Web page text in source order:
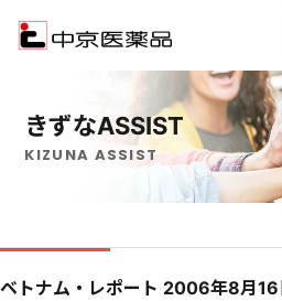
きずなASSIST
KIZUNA ASSIST
ベトナム・レポート 2006年8月16